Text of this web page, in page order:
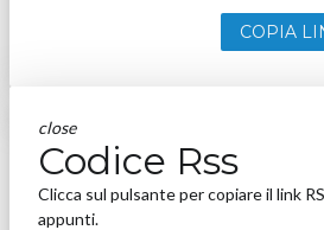
COPIA
close
Codice Rss
Clicca sul pulsante per copiare il link
appunti.